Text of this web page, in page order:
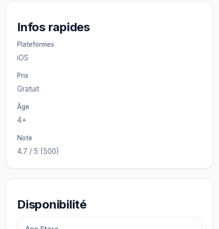
Infos rapides
Plateformes
iOS
Prix
Gratuit
Âge
4+
Note
4.7 / 5 (500)
Disponibilité